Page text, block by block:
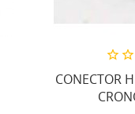
CONECTOR